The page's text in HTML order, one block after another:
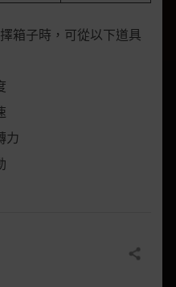
箱子時，可從以下道具
力
分享